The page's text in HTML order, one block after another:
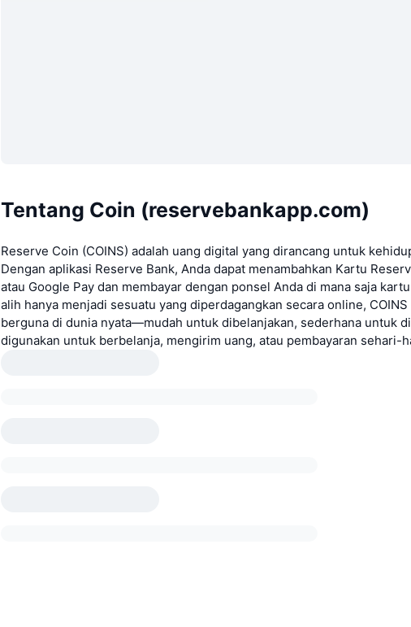
Tentang Coin (reservebankapp.com)
Reserve Coin (COINS) adalah uang digital yang dirancang untuk
Dengan aplikasi Reserve Bank, Anda dapat menambahkan Kartu
atau Google Pay dan membayar dengan ponsel Anda di mana saja
alih hanya menjadi sesuatu yang diperdagangkan secara online,
berguna di dunia nyata—mudah untuk dibelanjakan, sederhana untuk
digunakan untuk berbelanja, mengirim uang, atau pembayaran sehari-